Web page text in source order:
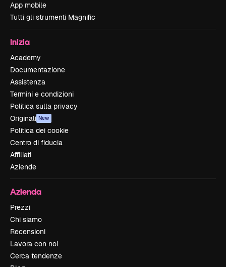
App mobile
Tutti gli strumenti Magnific
Inizia
Academy
Documentazione
Assistenza
Termini e condizioni
Politica sulla privacy
Originali New
Politica dei cookie
Centro di fiducia
Affiliati
Aziende
Azienda
Prezzi
Chi siamo
Recensioni
Lavora con noi
Cerca tendenze